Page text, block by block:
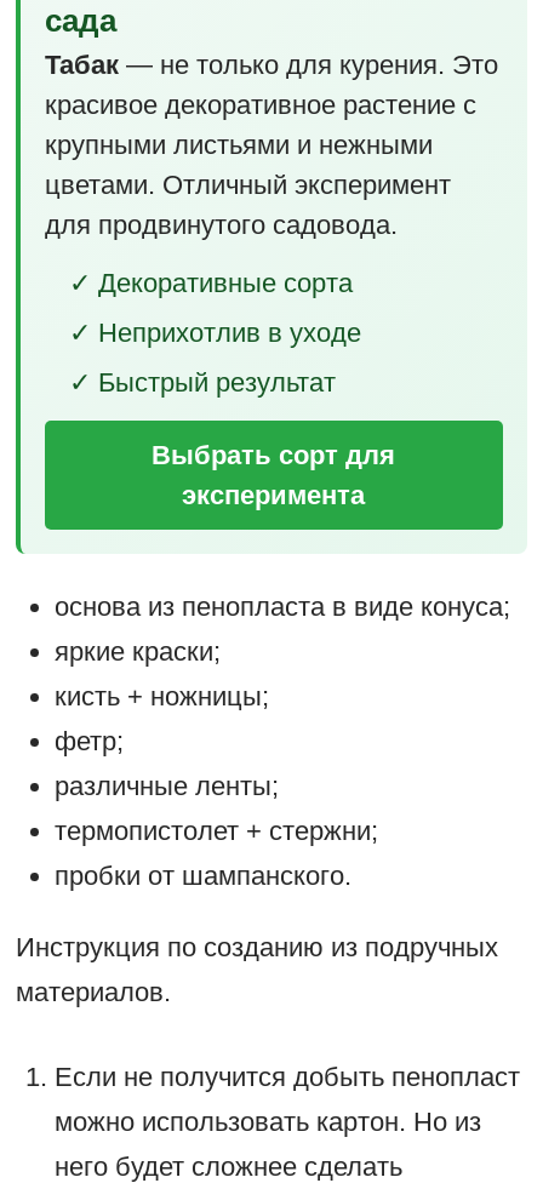
сада
Табак— не только для курения. Это
красивое декоративное растение с
крупными листьями и нежными
цветами. Отличный эксперимент
для продвинутого садовода.
✓ Декоративные сорта
✓ Неприхотлив в уходе
✓ Быстрый результат
Выбрать сорт для
эксперимента
основа из пенопласта в виде конуса;
яркие краски;
кисть + ножницы;
фетр;
различные ленты;
термопистолет + стержни;
пробки от шампанского.
Инструкция по созданию из подручных
материалов.
Если не получится добыть пенопласт
можно использовать картон. Но из
него будет сложнее сделать